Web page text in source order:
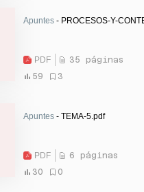
Apuntes - PROCESOS-Y-
PDF
35 páginas
59
3
Apuntes - TEMA-5.pdf
PDF
6 páginas
30
0